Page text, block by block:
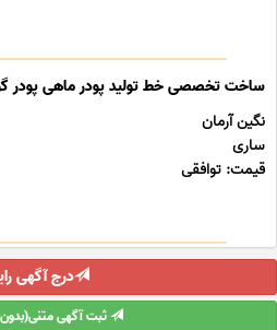
ساخت تخصصی خط تولید پودر ماهی پودر
نگین آرمان
ساری
قیمت: توافقی
درج آگهی
ثبت آگهی